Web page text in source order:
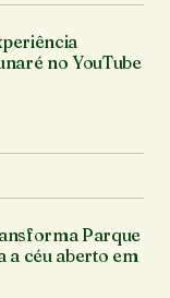
no YouTube
Parque
a céu aberto em